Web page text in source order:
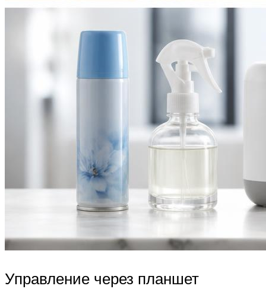
Управление через планшет